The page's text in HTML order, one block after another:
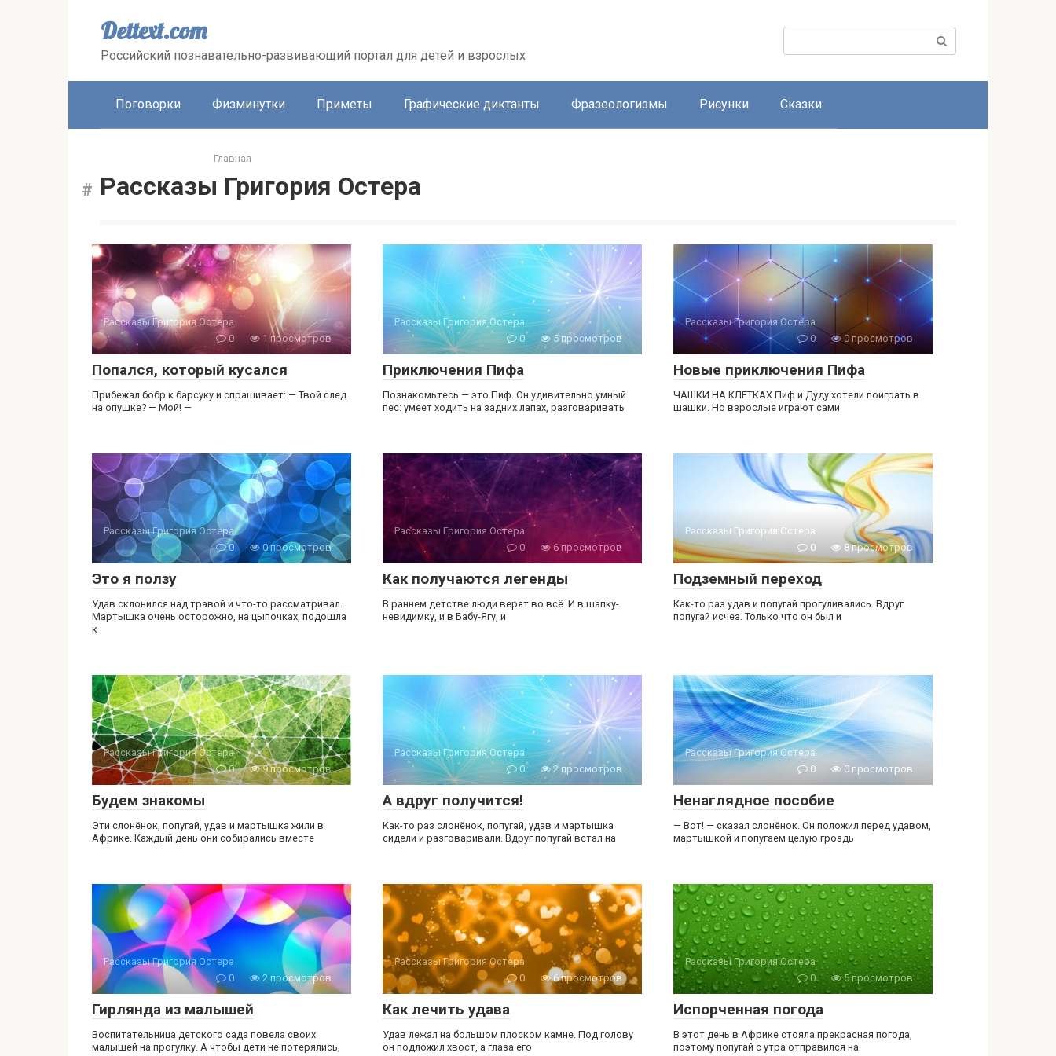
Dettext.com
Российский познавательно-развивающий портал для детей и взрослых
Поиск:
Поговорки Физминутки Приметы Графические диктанты Фразеологизмы Рисунки Сказки
Главная
Рассказы Григория Остера
Рассказы Григория Остера
0
1 просмотров
Попался, который кусался
Прибежал бобр к барсуку и спрашивает: — Твой след
на опушке? — Мой! —
Рассказы Григория Остера
0
5 просмотров
Приключения Пифа
Познакомьтесь — это Пиф. Он удивительно умный
пес: умеет ходить на задних лапах, разговаривать
Рассказы Григория Остера
0
0 просмотров
Новые приключения Пифа
ЧАШКИ НА КЛЕТКАХ Пиф и Дуду хотели поиграть в
шашки. Но взрослые играют сами
Рассказы Григория Остера
0
0 просмотров
Это я ползу
Удав склонился над травой и что-то рассматривал.
Мартышка очень осторожно, на цыпочках, подошла
к
Рассказы Григория Остера
0
6 просмотров
Как получаются легенды
В раннем детстве люди верят во всё. И в шапку-
невидимку, и в Бабу-Ягу, и
Рассказы Григория Остера
0
8 просмотров
Подземный переход
Как-то раз удав и попугай прогуливались. Вдруг
попугай исчез. Только что он был и
Рассказы Григория Остера
0
9 просмотров
Будем знакомы
Эти слонёнок, попугай, удав и мартышка жили в
Африке. Каждый день они собирались вместе
Рассказы Григория Остера
0
2 просмотров
А вдруг получится!
Как-то раз слонёнок, попугай, удав и мартышка
сидели и разговаривали. Вдруг попугай встал на
Рассказы Григория Остера
0
0 просмотров
Ненаглядное пособие
— Вот! — сказал слонёнок. Он положил перед удавом,
мартышкой и попугаем целую гроздь
Рассказы Григория Остера
0
2 просмотров
Гирлянда из малышей
Воспитательница детского сада повела своих
малышей на прогулку. А чтобы дети не потерялись,
Рассказы Григория Остера
0
6 просмотров
Как лечить удава
Удав лежал на большом плоском камне. Под голову
он подложил хвост, а глаза его
Рассказы Григория Остера
0
5 просмотров
Испорченная погода
В этот день в Африке стояла прекрасная погода,
поэтому попугай с утра отправился на